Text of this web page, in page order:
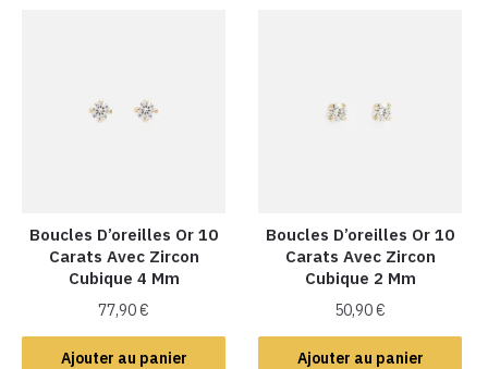
Boucles D’oreilles Or 10
Carats Avec Zircon
Cubique 4 Mm
77,90€
Ajouter au panier
Boucles D’oreilles Or 10
Carats Avec Zircon
Cubique 2 Mm
50,90€
Ajouter au panier